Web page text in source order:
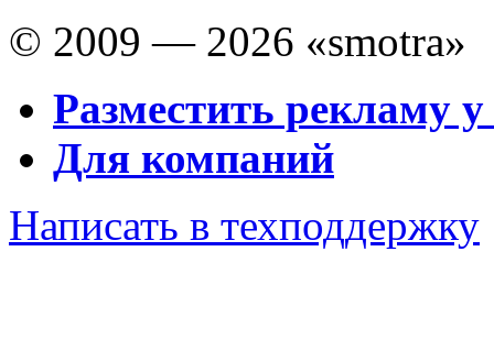
© 2009 — 2026 «smotra»
Разместить рекламу у
Для компаний
Написать в техподдержку